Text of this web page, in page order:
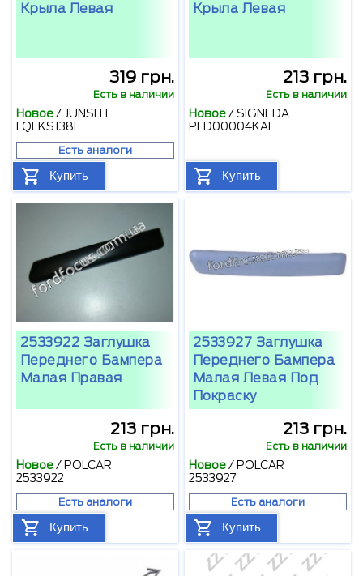
Крыла Левая
319 грн.
Есть в наличии
Новое/ JUNSITE
LQFKS138L
Есть аналоги
Купить
Крыла Левая
213 грн.
Есть в наличии
Новое/SIGNEDA
PFD00004KAL
Купить
2533922 Заглушка
Переднего Бампера
Малая Правая
213 грн.
Есть в наличии
Новое/ POLCAR
2533922
Есть аналоги
Купить
2533927 Заглушка
Переднего Бампера
Малая Левая Под
Покраску
213 грн.
Есть в наличии
Новое/ POLCAR
2533927
Есть аналоги
Купить